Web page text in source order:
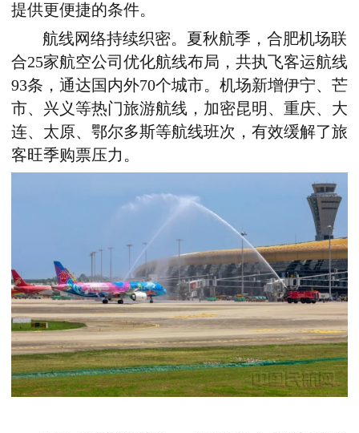
提供更便捷的条件。
航线网络持续织密。夏秋航季，合肥机场联
合25家航空公司优化航线布局，共执飞客运航线
93条，通达国内外70个城市。 机场新增伊宁、芒
市、兴义等热门旅游航线，加密昆明、重庆、大
连、太原、鄂尔多斯等航线班次，有效缓解了旅
客旺季购票压力。